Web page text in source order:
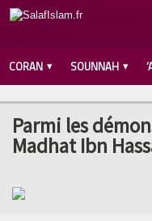
CORAN SOUNNAH
Parmi les
Madhat Ibn